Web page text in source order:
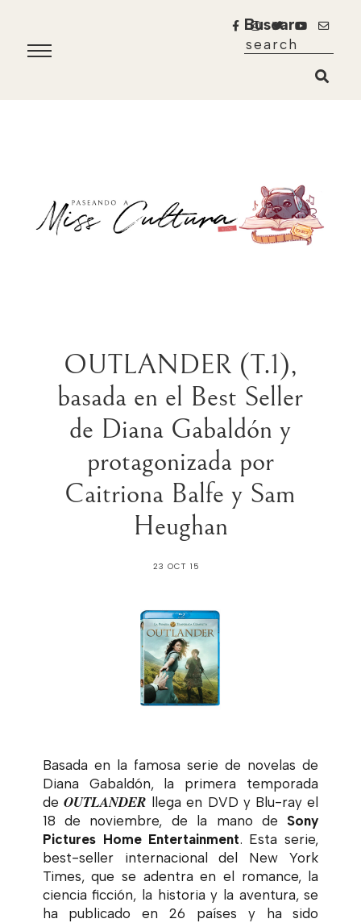
Buscar
OUTLANDER (T.1),
basada en el Best Seller
de Diana Gabaldón y
protagonizada por
Caitriona Balfe y Sam
23 OCT 15
Basada en la famosa serie de novelas de
Diana Gabaldón, la primera temporada
de OUTLANDER
llega en DVD y Blu-ray el
18 de noviembre, de la mano de Sony
Pictures Home Entertainment. Esta serie,
best-seller internacional del New York
Times, que se adentra en el romance, la
ciencia ficción, la historia y la aventura, se
ha publicado en 26 países y ha sido